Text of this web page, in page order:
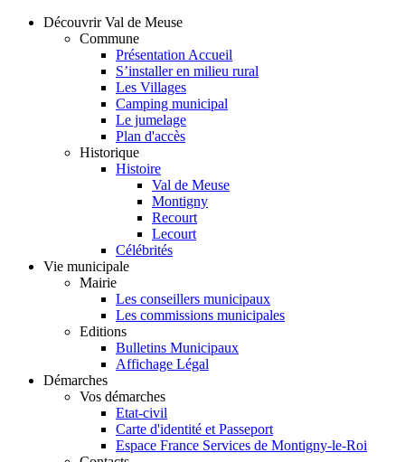
Découvrir Val de Meuse
Commune
Présentation Accueil
S’installer en milieu rural
Les Villages
Camping municipal
Le jumelage
Plan d'accès
Historique
Histoire
Val de Meuse
Montigny
Recourt
Lecourt
Célébrités
Vie municipale
Mairie
Les conseillers municipaux
Les commissions municipales
Editions
Bulletins Municipaux
Affichage Légal
Démarches
Vos démarches
Etat-civil
Carte d'identité et Passeport
Espace France Services de Montigny-le-Roi